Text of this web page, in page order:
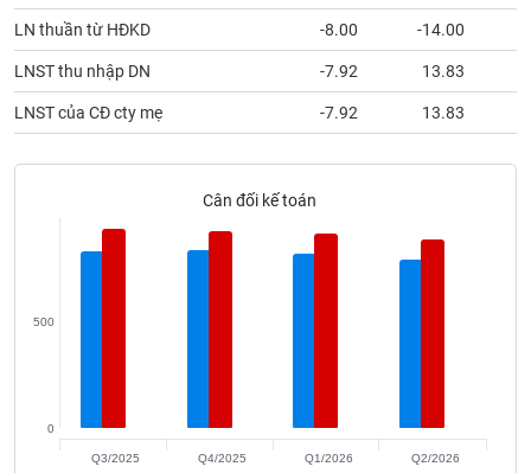
LN thuần từ HĐKD -8.00 -14.00
LNST thu nhập DN -7.92 13.83
LNST của CĐ cty mẹ -7.92 13.83
Cân đối kế toán
0
500
Q3/2025 Q4/2025 Q1/2026 Q2/2026
Bài
viết
của
tác
giả
(-)